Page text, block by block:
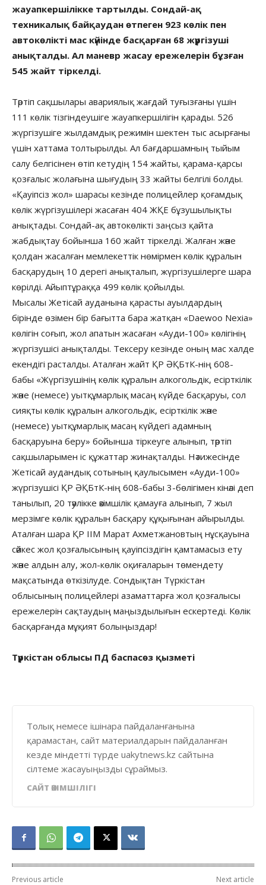
жауапкершілікке тартылды. Сондай-ақ
техникалық байқаудан өтпеген 923 көлік пен
автокөлікті мас күйінде басқарған 68 жүргізуші
анықталды. Ал маневр жасау ережелерін бұзған
545 жайт тіркелді.
Тәртіп сақшылары авариялық жағдай туғызғаны үшін
111 көлік тізгіндеушіге жауапкершілігін қарады. 526
жүргізушіге жылдамдық режимін шектен тыс асырғаны
үшін хаттама толтырылды. Ал бағдаршамның тыйым
салу белгісінен өтіп кетудің 154 жайты, қарама-қарсы
қозғалыс жолағына шығудың 33 жайты белгілі болды.
«Қауіпсіз жол» шарасы кезінде полицейлер қоғамдық
көлік жүргізушілері жасаған 404 ЖҚЕ бұзушылықты
анықтады. Сондай-ақ автокөлікті заңсыз қайта
жабдықтау бойынша 160 жайт тіркелді. Жалған және
қолдан жасалған мемлекеттік нөмірмен көлік құралын
басқарудың 10 дерегі анықталып, жүргізушілерге шара
көрілді. Айыптұраққа 499 көлік қойылды.
Мысалы Жетісай ауданына қарасты ауылдардың
бірінде өзімен бір бағытта бара жатқан «Daewoo Nexia»
көлігін соғып, жол апатын жасаған «Ауди-100» көлігінің
жүргізушісі анықталды. Тексеру кезінде оның мас халде
екендігі расталды. Аталған жайт ҚР ӘҚБтК-нің 608-
бабы «Жүргізушінің көлік құралын алкогольдік, есірткілік
және (немесе) уытқұмарлық масаң күйде басқаруы, сол
сияқты көлік құралын алкогольдік, есірткілік және
(немесе) уытқұмарлық масаң күйдегі адамның
басқаруына беру» бойынша тіркеуге алынып, тәртіп
сақшыларымен іс құжаттар жинақталды. Нәтижесінде
Жетісай аудандық сотының қаулысымен «Ауди-100»
жүргізушісі ҚР ӘҚБтК-нің 608-бабы 3-бөлігімен кінәлі деп
танылып, 20 тәулікке әкімшілік қамауға алынып, 7 жыл
мерзімге көлік құралын басқару құқығынан айырылды.
Аталған шара ҚР ІІМ Марат Ахметжановтың нұсқауына
сәйкес жол қозғалысының қауіпсіздігін қамтамасыз ету
және алдын алу, жол-көлік оқиғаларын төмендету
мақсатында өткізілуде. Сондықтан Түркістан
облысының полицейлері азаматтарға жол қозғалысы
ережелерін сақтаудың маңыздылығын ескертеді. Көлік
басқарғанда мұқият болыңыздар!
Түркістан облысы ПД баспасөз қызметі
Толық немесе ішінара пайдаланғанына
қарамастан, сайт материалдарын пайдаланған
кезде міндетті түрде uakytnews.kz сайтына
сілтеме жасауыңызды сұраймыз.
САЙТ ӘКІМШІЛІГІ
Previous article
Next article